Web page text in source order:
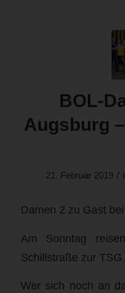
BOL-
Augsburg
21. Februar 2019 /
Damen 2 zu Gast
Am Sonntag
Schillstraße zur TSG
Wer sich noch an